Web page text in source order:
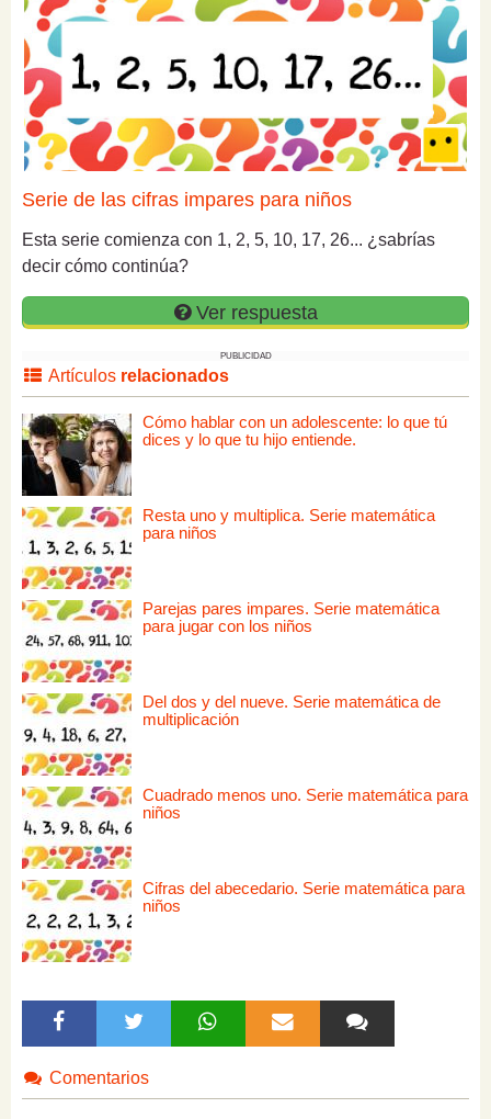
Serie de las cifras impares para niños
Esta serie comienza con 1, 2, 5, 10, 17, 26... ¿sabrías
decir cómo continúa?
Ver respuesta
PUBLICIDAD
Artículos relacionados
Cómo hablar con un adolescente: lo que tú
dices y lo que tu hijo entiende.
Resta uno y multiplica. Serie matemática
para niños
Parejas pares impares. Serie matemática
para jugar con los niños
Del dos y del nueve. Serie matemática de
multiplicación
Cuadrado menos uno. Serie matemática para
niños
Cifras del abecedario. Serie matemática para
niños
Comentarios